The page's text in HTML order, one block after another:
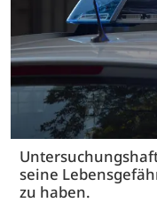
seine
zu haben.